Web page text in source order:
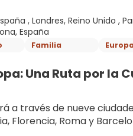
, Londres, Reino Unido ,
España
Familia Europa
Una Ruta por la
a través de nueve
Florencia, Roma y